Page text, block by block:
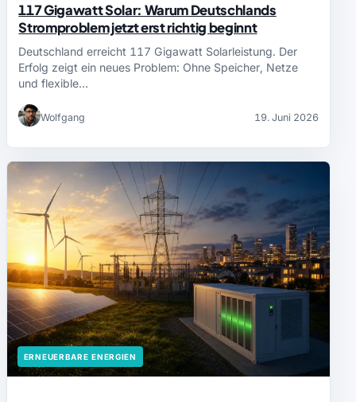
117 Gigawatt Solar: Warum Deutschlands
Stromproblem jetzt erst richtig beginnt
Deutschland erreicht 117 Gigawatt Solarleistung. Der
Erfolg zeigt ein neues Problem: Ohne Speicher, Netze
und flexible…
Wolfgang 19. Juni 2026
ERNEUERBARE ENERGIEN